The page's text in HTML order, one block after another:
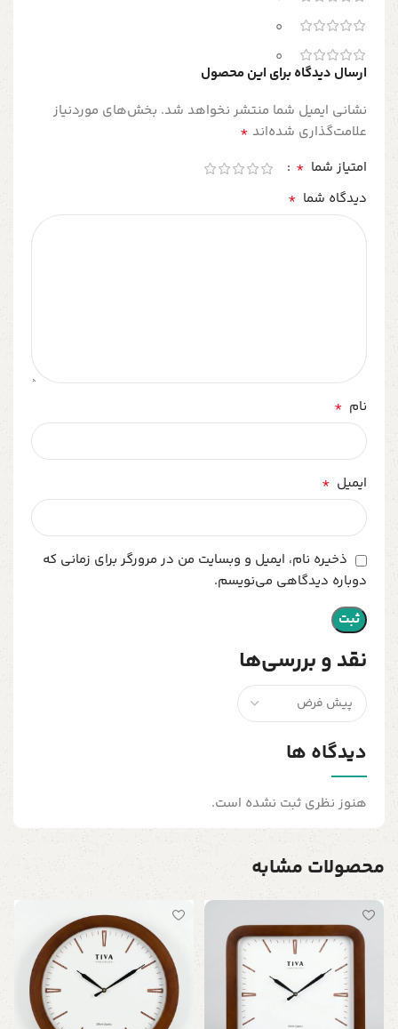
0
0
نقد و بررسی‌ها
دیدگاه ها
هنوز نظری ثبت نشده است.
ارسال دیدگاه برای این محصول
نشانی ایمیل شما منتشر نخواهد شد. بخش‌های موردنیاز
علامت‌گذاری شده‌اند *
امتیاز شما *
دیدگاه شما *
نام *
ایمیل *
ذخیره نام، ایمیل و وبسایت من در مرورگر برای زمانی که
دوباره دیدگاهی می‌نویسم.
محصولات مشابه